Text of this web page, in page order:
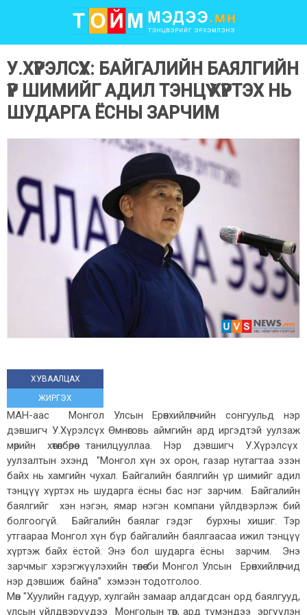
У.ХҮРЭЛСҮХ: БАЙГАЛИЙН БАЯЛГИЙН
ҮР ШИМИЙГ АДИЛ ТЭНЦҮҮ ХҮРТЭХ НЬ
ШУДАРГА ЁСНЫ ЗАРЧИМ
ХУВААЛЦАХ
ЖИРГЭХ
МАН-аас Монгол Улсын Ерөнхийлөгчийн сонгуульд нэр
дэвшигч У.Хүрэлсүх Өмнөговь аймгийн ард иргэдтэй уулзаж
мөрийн хөтөлбөрөө танилцууллаа. Нэр дэвшигч У.Хүрэлсүх
уулзалтын эхэнд "Монгол хүн эх орон, газар нутагтаа эзэн
байх нь хамгийн чухал. Байгалийн баялгийн үр шимийг адил
тэнцүү хүртэх нь шударга ёсны бас нэг зарчим. Байгалийн
баялгийг хэн нэгэн, ямар нэгэн компани үйлдвэрлэж бий
болгоогүй. Байгалийн баялаг гэдэг бурхны хишиг. Тэр
утгаараа Монгол хүн бүр байгалийн баялгаасаа ижил тэнцүү
хүртэж байх ёстой. Энэ бол шударга ёсны зарчим. Энэ
зарчмыг хэрэгжүүлэхийн төлөө би Монгол Улсын Ерөнхийлөгчид
нэр дэвшиж байна” хэмээн тодотголоо.
Мөн "Хуулийн гадуур, хулгайн замаар алдагдсан орд баялгууд,
улсын үйлдвэрүүдээ Монголын төр, ард түмэндээ эргүүлэн